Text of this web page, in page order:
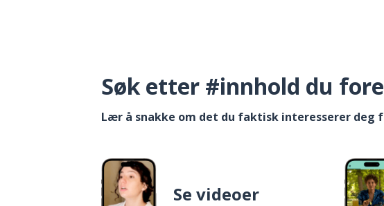
Søk etter #innhold du
Lær å snakke om det du faktisk interesserer deg
Se videoer